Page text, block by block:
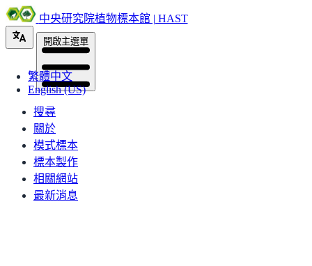
中央研究院植物標本館 | HAST
繁體中文
English (US)
開啟主選單
搜尋
關於
模式標本
標本製作
相關網站
最新消息